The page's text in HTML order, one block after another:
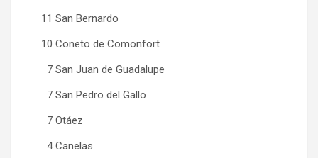
11 San Bernardo
10 Coneto de Comonfort
7 San Juan de Guadalupe
7 San Pedro del Gallo
7 Otáez
4 Canelas